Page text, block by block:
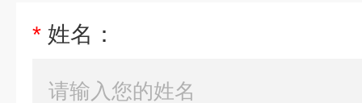
* 姓名：